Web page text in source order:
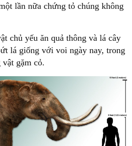
lần nữa chứng tỏ chúng không
chủ yếu ăn quả thông và lá cây
lá giống với voi ngày nay, trong
gặm cỏ.